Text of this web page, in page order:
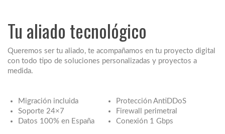
Tu aliado tecnológico
Queremos ser tu aliado, te acompañamos en tu proyecto digital
con todo tipo de soluciones personalizadas y proyectos a
medida.
Migración incluida
Soporte 24×7
Datos 100% en España
Protección AntiDDoS
Firewall perimetral
Conexión 1 Gbps